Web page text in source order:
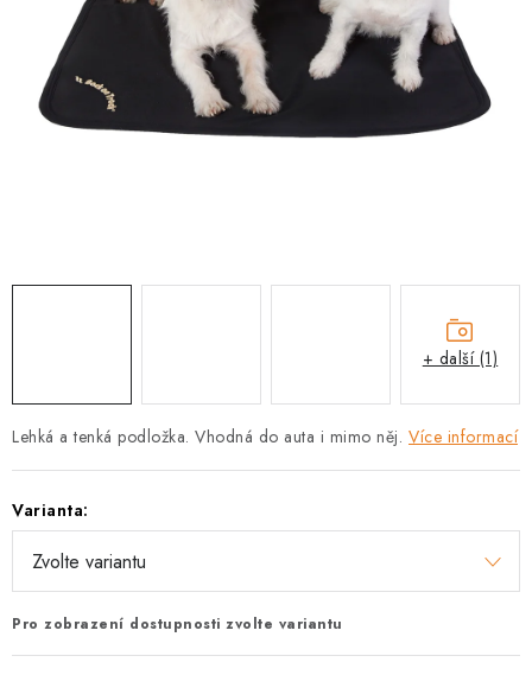
BLOG
SLUŽBY
Výměna, vrácení a reklamace
Obchodní podmínky
Hodnocení obchodu
FAQ
Lehká a tenká podložka. Vhodná do auta i mimo něj. Více informací
Varianta:
Pro zobrazení dostupnosti zvolte variantu
+ další (1)